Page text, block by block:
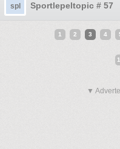
spl Sportlepeltopic # 57
1 2 3 4
▼